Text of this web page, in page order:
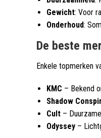
Gewicht: Voor
Onderhoud:
De beste
Enkele topmerken
KMC – Bekend
Shadow
Cult –
Odyssey –